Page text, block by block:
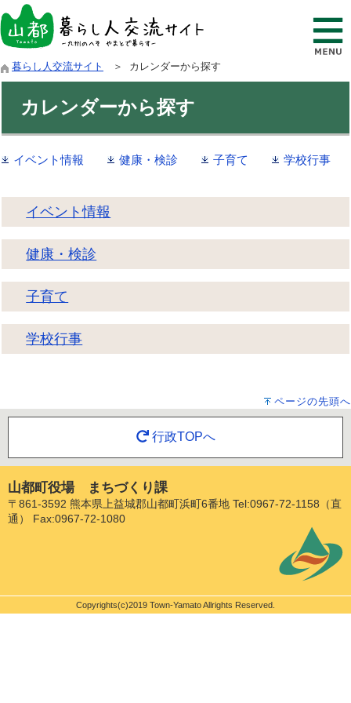
暮らし人交流サイト ＞ カレンダーから探す
カレンダーから探す
イベント情報 健康・検診 子育て 学校行事
イベント情報
健康・検診
子育て
学校行事
ページの先頭へ
行政TOPへ
山都町役場 まちづくり課
〒861-3592 熊本県上益城郡山都町浜町6番地 Tel:0967-72-1158（直
通） Fax:0967-72-1080
Copyrights(c)2019 Town-Yamato Allrights Reserved.